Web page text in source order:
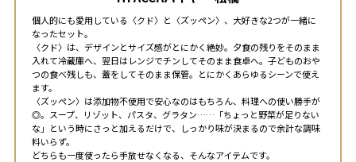
個人的にも愛用している〈クド〉と〈ズッペン〉、大好きな2つが一緒に
なったセット。
〈クド〉は、デザインとサイズ感がとにかく絶妙。夕食の残りをそのまま
入れて冷蔵庫へ、翌日はレンジでチンしてそのまま食卓へ。子どものおや
つの食べ残しも、蓋をしてそのまま保管。とにかくあらゆるシーンで使え
ます。
〈ズッペン〉は添加物不使用で安心なのはもちろん、料理への使い勝手が
◎。スープ、リゾット、パスタ、グラタン……「ちょっと野菜が足りない
な」という時にさっと加えるだけで、しっかり味が決まるので余計な調味
料いらず。
どちらも一度使ったら手放せなくなる、そんなアイテムです。